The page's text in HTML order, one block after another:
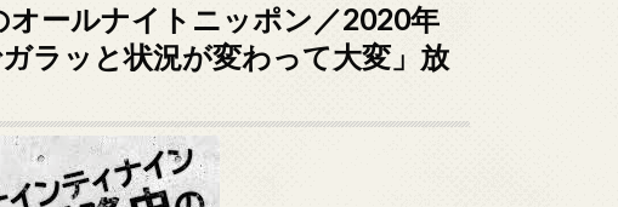
オールナイトニッポン／2020年
ラッと状況が変わって大変」放